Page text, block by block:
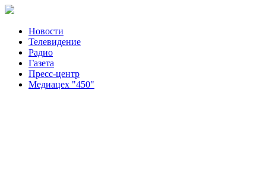
Новости
Телевидение
Радио
Газета
Пресс-центр
Медиацех "450"